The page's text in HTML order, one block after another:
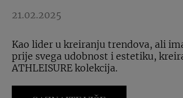
21.02.2025
Kao lider u kreiranju trendova, ali
prije svega udobnost i estetiku,
ATHLEISURE kolekcija.